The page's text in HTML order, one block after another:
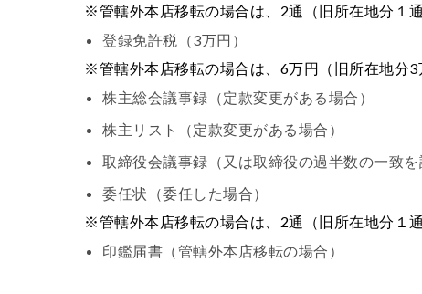
※管轄外本店移転の場合は、2通（旧所在地分１
登録免許税（3万円）
※管轄外本店移転の場合は、6万円（旧所在地分
株主総会議事録（定款変更がある場合）
株主リスト（定款変更がある場合）
取締役会議事録（又は取締役の過半数の一致を
委任状（委任した場合）
※管轄外本店移転の場合は、2通（旧所在地分１
印鑑届書（管轄外本店移転の場合）